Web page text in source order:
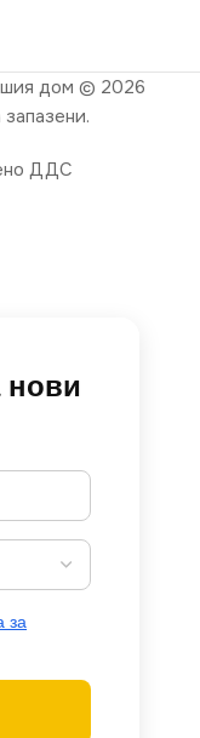
дом © 2026
ДДС
нови
за